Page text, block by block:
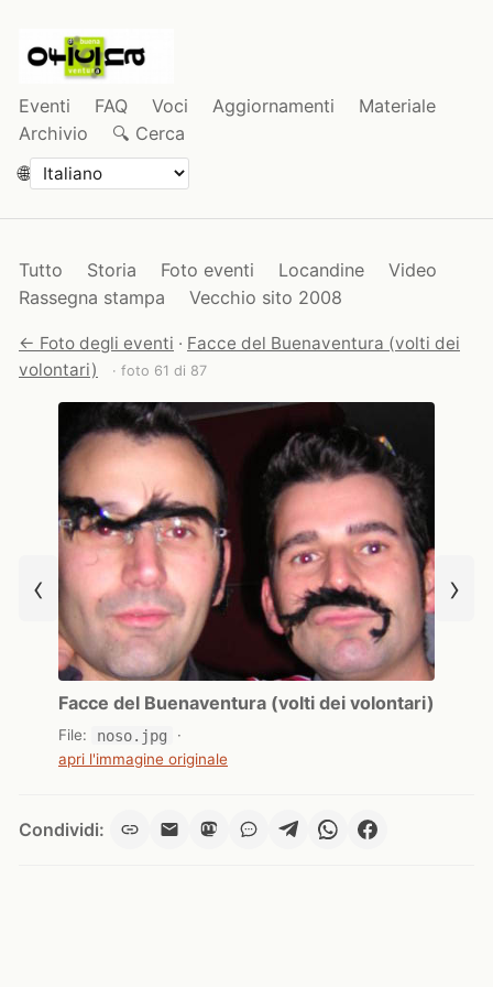
Eventi FAQ Voci Aggiornamenti
Materiale
Archivio
🔍 Cerca
🌐
Tutto Storia Foto eventi Locandine
Video
Rassegna stampa
Vecchio sito 2008
← Foto degli eventi · Facce del Buenaventura (volti dei
volontari)
· foto 61 di 87
‹
Facce del Buenaventura (volti dei volontari)
File: noso.jpg
·
apri l'immagine originale
›
Condividi: